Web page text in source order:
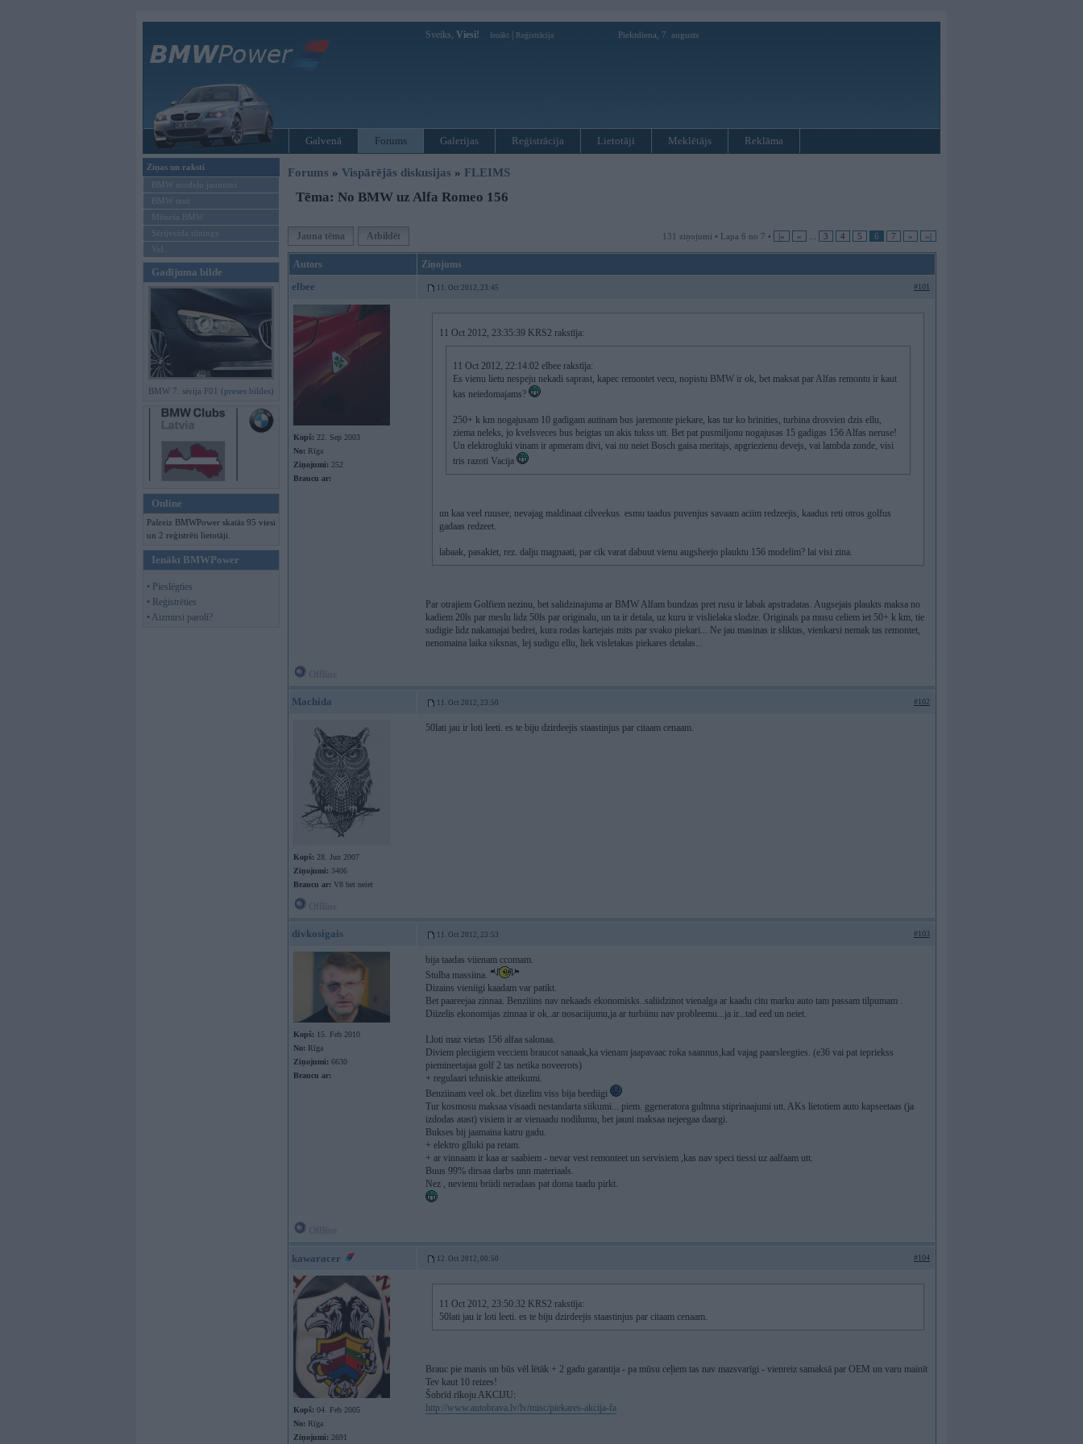
Sveiks, Viesi! Ienākt Reģistrācija Piektdiena, 7. augusts
Galvenā Forums Galerijas Reģistrācija Lietotāji Meklētājs Reklāma
Ziņas un raksti
BMW modeļu jaunumi
BMW testi
Mēneša BMW
Sērijveida tūnings
Vel...
Gadījuma bilde
BMW 7. sērija F01 (preses bildes)
Online
Pašreiz BMWPower skatās 95 viesi
un 2 reģistrēti lietotāji.
Ienākt BMWPower
• Pieslēgties
• Reģistrēties
• Aizmirsi paroli?
Forums » Vispārējās diskusijas » FLEIMS
Tēma: No BMW uz Alfa Romeo 156
Jauna tēma Atbildēt 131 ziņojumi • Lapa 6 no 7 • |« « 3 4 5 6 7 » »|
Autors Ziņojums
elbee 11. Oct 2012, 23:45 #101
Kopš: 22. Sep 2003
No: Rīga
Ziņojumi: 252
Braucu ar:
11 Oct 2012, 23:35:39 KRS2 rakstīja:
11 Oct 2012, 22:14:02 elbee rakstīja:
Es vienu lietu nespeju nekadi saprast, kapec remontet vecu, nopistu BMW ir ok, bet maksat par Alfas remontu ir kaut
kas neiedomajams?
250+ k km nogajusam 10 gadigam autinam bus jaremonte piekare, kas tur ko brinities, turbina drosvien dzis ellu,
ziema neleks, jo kvelsveces bus beigtas un akis tukss utt. Bet pat pusmiljonu nogajusas 15 gadigas 156 Alfas neruse!
Un elektrogluki vinam ir apmeram divi, vai nu neiet Bosch gaisa meritajs, apgriezienu devejs, vai lambda zonde, visi
tris razoti Vacija
un kaa veel ruusee, nevajag maldinaat cilveekus. esmu taadus puvenjus savaam aciim redzeejis, kaadus reti otros golfus
gadaas redzeet.
labaak, pasakiet, rez. dalju magnaati, par cik varat dabuut vienu augsheejo plauktu 156 modelim? lai visi zina.
Par otrajiem Golfiem nezinu, bet salidzinajuma ar BMW Alfam bundzas pret rusu ir labak apstradatas. Augsejais plaukts maksa no
kadiem 20ls par meslu lidz 50ls par originalu, un ta ir detala, uz kuru ir vislielaka slodze. Originals pa musu celiem iet 50+ k km, tie
sudigie lidz nakamajai bedrei, kura rodas kartejais mits par svako piekari... Ne jau masinas ir sliktas, vienkarsi nemak tas remontet,
nenomaina laika siksnas, lej sudigu ellu, liek visletakas piekares detalas...
Machida 11. Oct 2012, 23:50 #102
Kopš: 28. Jun 2007
Ziņojumi: 3406
Braucu ar: V8 bet neiet
50lati jau ir loti leeti. es te biju dzirdeejis staastinjus par citaam cenaam.
divkosigais 11. Oct 2012, 23:53 #103
Kopš: 15. Feb 2010
No: Rīga
Ziņojumi: 6630
Braucu ar:
bija taadas viienam ccomam.
Stulba massiina.
Dizains vieniigi kaadam var patikt.
Bet paareejaa zinnaa. Benziiins nav nekaads ekonomisks..saliidzinot vienalga ar kaadu citu marku auto tam passam tilpumam .
Diizelis ekonomijas zinnaa ir ok..ar nosaciijumu,ja ar turbiinu nav probleemu...ja ir...tad eed un neiet.
Lloti maz vietas 156 alfaa salonaa.
Diviem pleciigiem vecciem braucot sanaak,ka vienam jaapavaac roka saannus,kad vajag paarsleegties. (e36 vai pat iepriekss
piemineetajaa golf 2 tas netika noveerots)
+ regulaari tehniskie atteikumi.
Benziinam veel ok..bet dizelim viss bija beediigi
Tur kosmosu maksaa visaadi nestandarta siikumi... piem. ggeneratora gultnna stiprinaajumi utt. AKs lietotiem auto kapseetaas (ja
izdodas atast) visiem ir ar vienaadu nodilumu, bet jauni maksaa nejeegaa daargi.
Bukses bij jaamaina katru gadu.
+ elektro glluki pa retam.
+ ar vinnaam ir kaa ar saabiem - nevar vest remonteet un servisiem ,kas nav speci tiessi uz aalfaam utt.
Buus 99% dirsaa darbs unn materiaals.
Nez , nevienu briidi neradaas pat doma taadu pirkt.
kawaracer 12. Oct 2012, 00:50 #104
Kopš: 04. Feb 2005
No: Rīga
Ziņojumi: 2691
11 Oct 2012, 23:50:32 KRS2 rakstīja:
50lati jau ir loti leeti. es te biju dzirdeejis staastinjus par citaam cenaam.
Brauc pie manis un būs vēl lētāk + 2 gadu garantija - pa mūsu ceļiem tas nav mazsvarīgi - vienreiz samaksā par OEM un varu mainīt
Tev kaut 10 reizes!
Šobrīd rīkoju AKCIJU:
http://www.autobrava.lv/lv/misc/piekares-akcija-fa